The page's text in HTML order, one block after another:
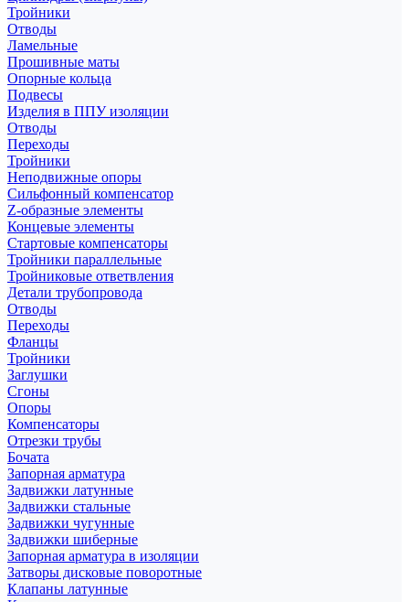
Тройники
Отводы
Ламельные
Прошивные маты
Опорные кольца
Подвесы
Изделия в ППУ изоляции
Отводы
Переходы
Тройники
Неподвижные опоры
Cильфонный компенсатор
Z-образные элементы
Концевые элементы
Стартовые компенсаторы
Тройники параллельные
Тройниковые ответвления
Детали трубопровода
Отводы
Переходы
Фланцы
Тройники
Заглушки
Сгоны
Опоры
Компенсаторы
Отрезки трубы
Бочата
Запорная арматура
Задвижки латунные
Задвижки стальные
Задвижки чугунные
Задвижки шиберные
Запорная арматура в изоляции
Затворы дисковые поворотные
Клапаны латунные